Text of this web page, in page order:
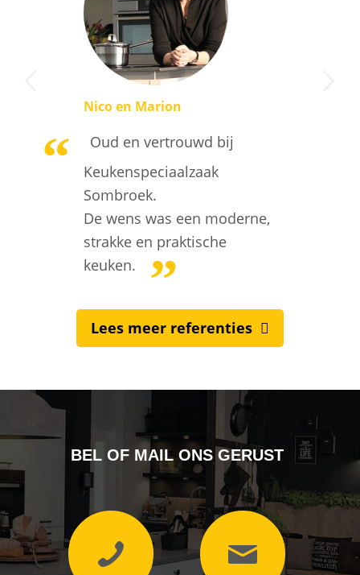
Oud en vertrouwd bij
Keukenspeciaalzaak
Sombroek.
De wens was een moderne,
strakke en praktische
keuken.
Nico en Marion
Volgende
Lees meer referenties
BEL OF MAIL ONS GERUST